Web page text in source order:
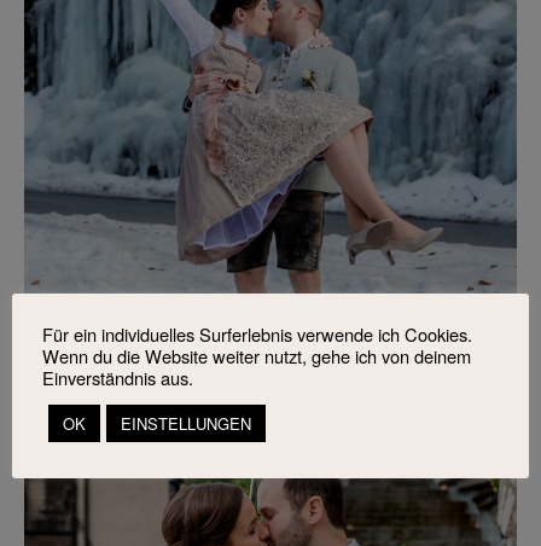
Für ein individuelles Surferlebnis verwende ich Cookies.
Wenn du die Website weiter nutzt, gehe ich von deinem
Einverständnis aus.
OK EINSTELLUNGEN